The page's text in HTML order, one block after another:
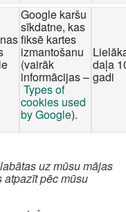
Google karšu
sīkdatne, kas
fiksē kartes
izmantošanu
(vairāk
informācijas –
Types of
cookies used
by Google).
daļa
gadi
uz mūsu mājas
atpazīt pēc mūsu